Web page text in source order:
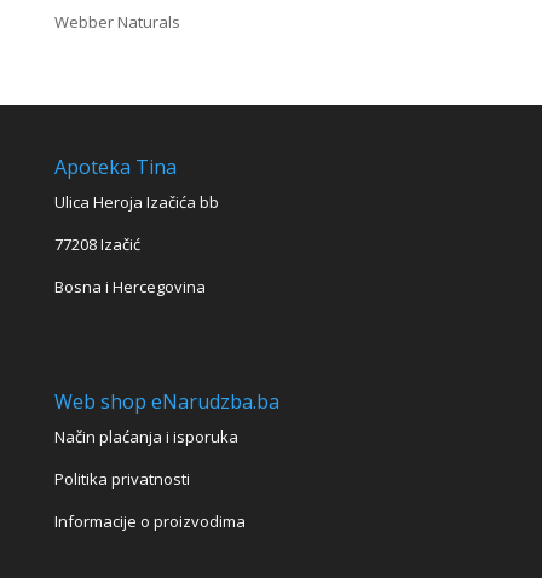
Webber Naturals
Apoteka Tina
Ulica Heroja Izačića bb
77208 Izačić
Bosna i Hercegovina
Web shop eNarudzba.ba
Način plaćanja i isporuka
Politika privatnosti
Informacije o proizvodima